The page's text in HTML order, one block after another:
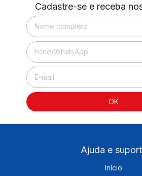
Cadastre-se e receba
Ajuda e
Início